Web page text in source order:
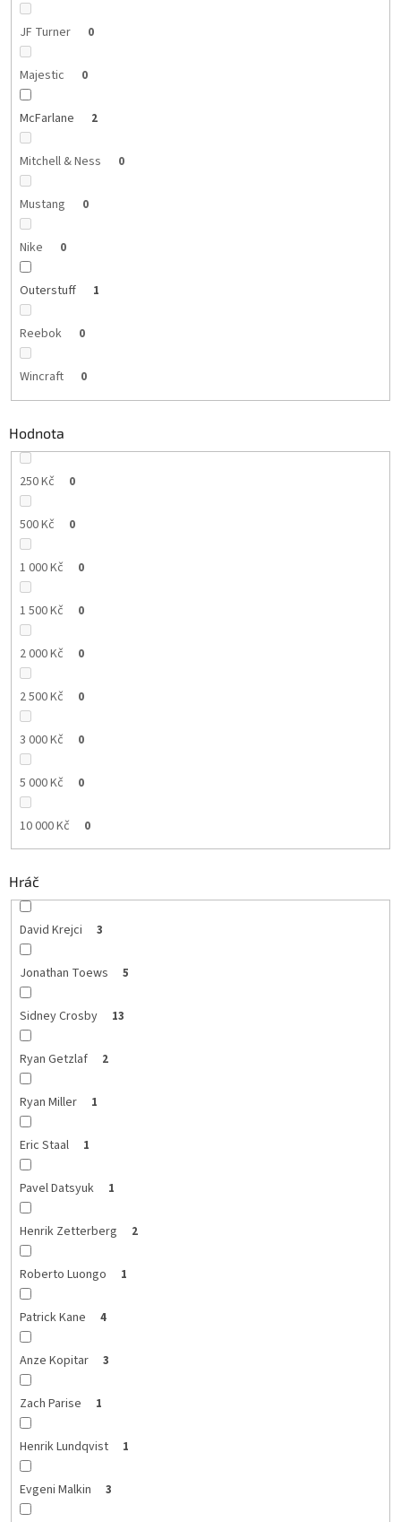
JF Turner 0
Majestic 0
McFarlane 2
Mitchell & Ness 0
Mustang 0
Nike 0
Outerstuff 1
Reebok 0
Wincraft 0
Hodnota
250 Kč 0
500 Kč 0
1 000 Kč 0
1 500 Kč 0
2 000 Kč 0
2 500 Kč 0
3 000 Kč 0
5 000 Kč 0
10 000 Kč 0
Hráč
David Krejci 3
Jonathan Toews 5
Sidney Crosby 13
Ryan Getzlaf 2
Ryan Miller 1
Eric Staal 1
Pavel Datsyuk 1
Henrik Zetterberg 2
Roberto Luongo 1
Patrick Kane 4
Anze Kopitar 3
Zach Parise 1
Henrik Lundqvist 1
Evgeni Malkin 3